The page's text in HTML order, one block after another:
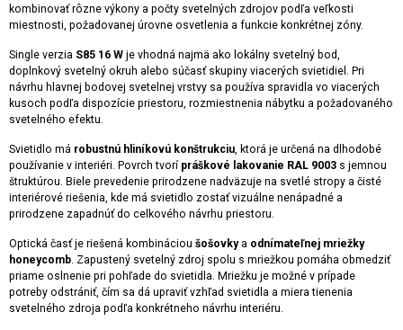
kombinovať rôzne výkony a počty svetelných zdrojov podľa veľkosti
miestnosti, požadovanej úrovne osvetlenia a funkcie konkrétnej zóny.
Single verzia S85 16 W je vhodná najmä ako lokálny svetelný bod,
doplnkový svetelný okruh alebo súčasť skupiny viacerých svietidiel. Pri
návrhu hlavnej bodovej svetelnej vrstvy sa používa spravidla vo viacerých
kusoch podľa dispozície priestoru, rozmiestnenia nábytku a požadovaného
svetelného efektu.
Svietidlo má robustnú hliníkovú konštrukciu , ktorá je určená na dlhodobé
používanie v interiéri. Povrch tvorí práškové lakovanie RAL 9003 s jemnou
štruktúrou. Biele prevedenie prirodzene nadväzuje na svetlé stropy a čisté
interiérové riešenia, kde má svietidlo zostať vizuálne nenápadné a
prirodzene zapadnúť do celkového návrhu priestoru.
Optická časť je riešená kombináciou šošovkya odnímateľnej mriežky
honeycomb . Zapustený svetelný zdroj spolu s mriežkou pomáha obmedziť
priame oslnenie pri pohľade do svietidla. Mriežku je možné v prípade
potreby odstrániť, čím sa dá upraviť vzhľad svietidla a miera tienenia
svetelného zdroja podľa konkrétneho návrhu interiéru.